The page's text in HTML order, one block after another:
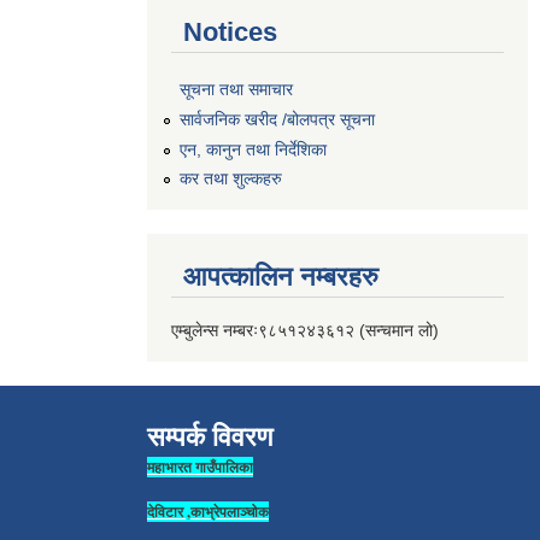
Notices
सूचना तथा समाचार
सार्वजनिक खरीद /बोलपत्र सूचना
एन, कानुन तथा निर्देशिका
कर तथा शुल्कहरु
आपत्कालिन नम्बरहरु
एम्बुलेन्स नम्बरः९८५१२४३६१२ (सन्चमान लो)
सम्पर्क विवरण
महाभारत गाउँपालिका
देविटार ,काभ्रेपलाञ्चोक